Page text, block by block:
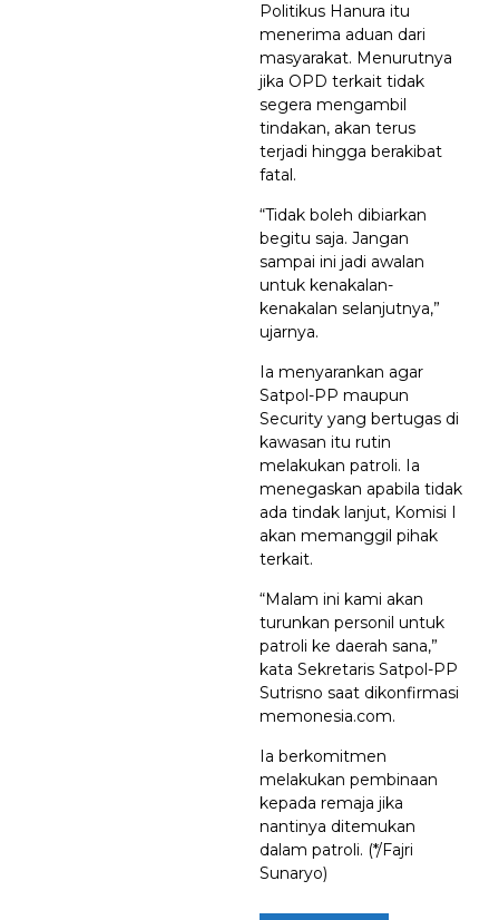
Politikus Hanura itu
menerima aduan dari
masyarakat. Menurutnya
jika OPD terkait tidak
segera mengambil
tindakan, akan terus
terjadi hingga berakibat
fatal.
“Tidak boleh dibiarkan
begitu saja. Jangan
sampai ini jadi awalan
untuk kenakalan-
kenakalan selanjutnya,”
ujarnya.
Ia menyarankan agar
Satpol-PP maupun
Security yang bertugas di
kawasan itu rutin
melakukan patroli. Ia
menegaskan apabila tidak
ada tindak lanjut, Komisi I
akan memanggil pihak
terkait.
“Malam ini kami akan
turunkan personil untuk
patroli ke daerah sana,”
kata Sekretaris Satpol-PP
Sutrisno saat dikonfirmasi
memonesia.com.
Ia berkomitmen
melakukan pembinaan
kepada remaja jika
nantinya ditemukan
dalam patroli. (*/Fajri
Sunaryo)